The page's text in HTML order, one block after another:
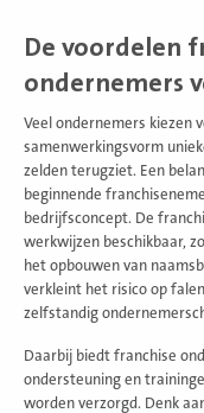
De voordelen
ondernemers
Veel ondernemers kiezen
samenwerkingsvorm
zelden terugziet. Een
beginnende
bedrijfsconcept. De
werkwijzen beschikbaar,
het opbouwen van
verkleint het risico op
zelfstandig
Daarbij biedt franchise
ondersteuning en
worden verzorgd. Denk